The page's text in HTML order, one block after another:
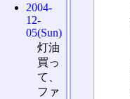
2004-
12-
05(Sun)
灯油
買っ
て、
ファ